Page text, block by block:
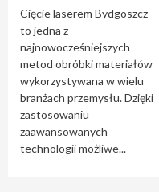
Cięcie laserem Bydgoszcz
to jedna z
najnowocześniejszych
metod obróbki materiałów
wykorzystywana w wielu
branżach przemysłu. Dzięki
zastosowaniu
zaawansowanych
technologii możliwe...